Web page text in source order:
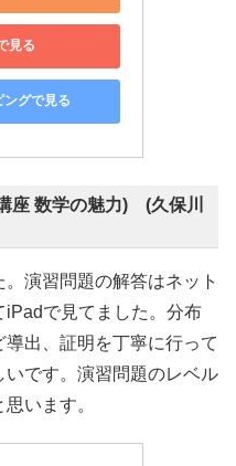
見る
グで見る
座 数学の魅力) (久保川
演習問題の解答はネット
iPadで見てました。分布
出、証明を丁寧に行って
です。演習問題のレベル
います。